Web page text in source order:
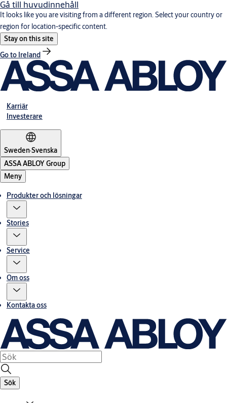
Gå till huvudinnehåll
It looks like you are visiting from a different region. Select your country or
region for location-specific content.
Stay on this site
Go to Ireland
Karriär
Investerare
Sweden·Svenska
ASSA ABLOY Group
Meny
Produkter och lösningar
Stories
Service
Om oss
Kontakta oss
Sök